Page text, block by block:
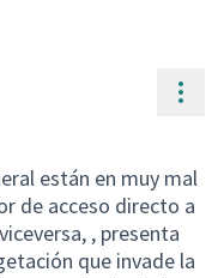
están en muy mal
de acceso directo a
, presenta
que invade la